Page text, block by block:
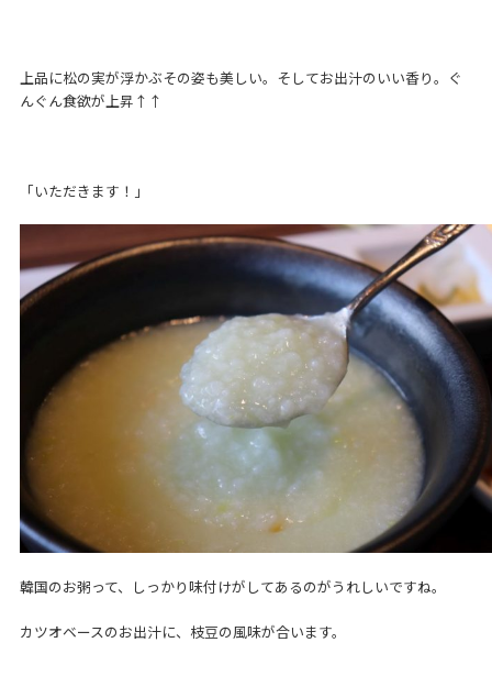
上品に松の実が浮かぶその姿も美しい。そしてお出汁のいい香り。ぐ
んぐん食欲が上昇↑↑
「いただきます！」
韓国のお粥って、しっかり味付けがしてあるのがうれしいですね。
カツオベースのお出汁に、枝豆の風味が合います。